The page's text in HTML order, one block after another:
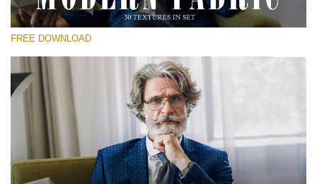
कृपया चुने
Small 800*533px
Modern Fabric
(30 Textures)
Large 6000*4000px
Entire Collection
FREE DOWNLOAD